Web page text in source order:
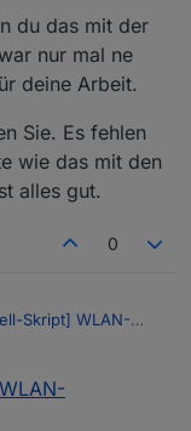
für Gateways.
Firmware
dass ich keine
du das mit der
nur mal ne
deine Arbeit.
Sie. Es fehlen
wie das mit den
alles gut.
0
Skript] WLAN-
Rekordwerte